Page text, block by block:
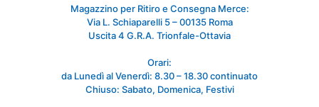
Magazzino per Ritiro e Consegna Merce:
Via L. Schiaparelli 5 – 00135 Roma
Uscita 4 G.R.A. Trionfale-Ottavia
Orari:
da Lunedì al Venerdì: 8.30 – 18.30 continuato
Chiuso: Sabato, Domenica, Festivi